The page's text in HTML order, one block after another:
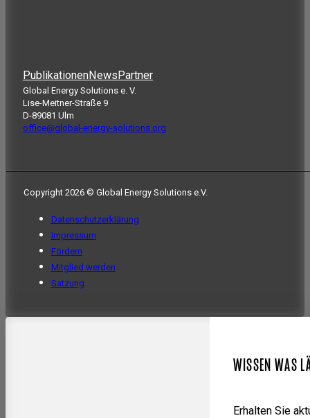
PublikationenNews Partner
Global Energy Solutions e. V.
Lise-Meitner-Straße 9
D-89081 Ulm
office@global-energy-solutions.org
Copyright 2026 © Global Energy Solutions e.V.
Datenschutzerklärung
Impressum
Fördern
Mitglied werden
Satzung
WISSEN WAS
Erhalten Sie